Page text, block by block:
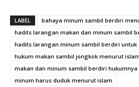
LABEL
bahaya minum sambil berdiri
hadits larangan makan dan minum sambil
hadits larangan minum sambil berdiri untuk
hukum makan sambil jongkok menurut islam
makan dan minum sambil berdiri hukumnya
minum harus duduk menurut islam